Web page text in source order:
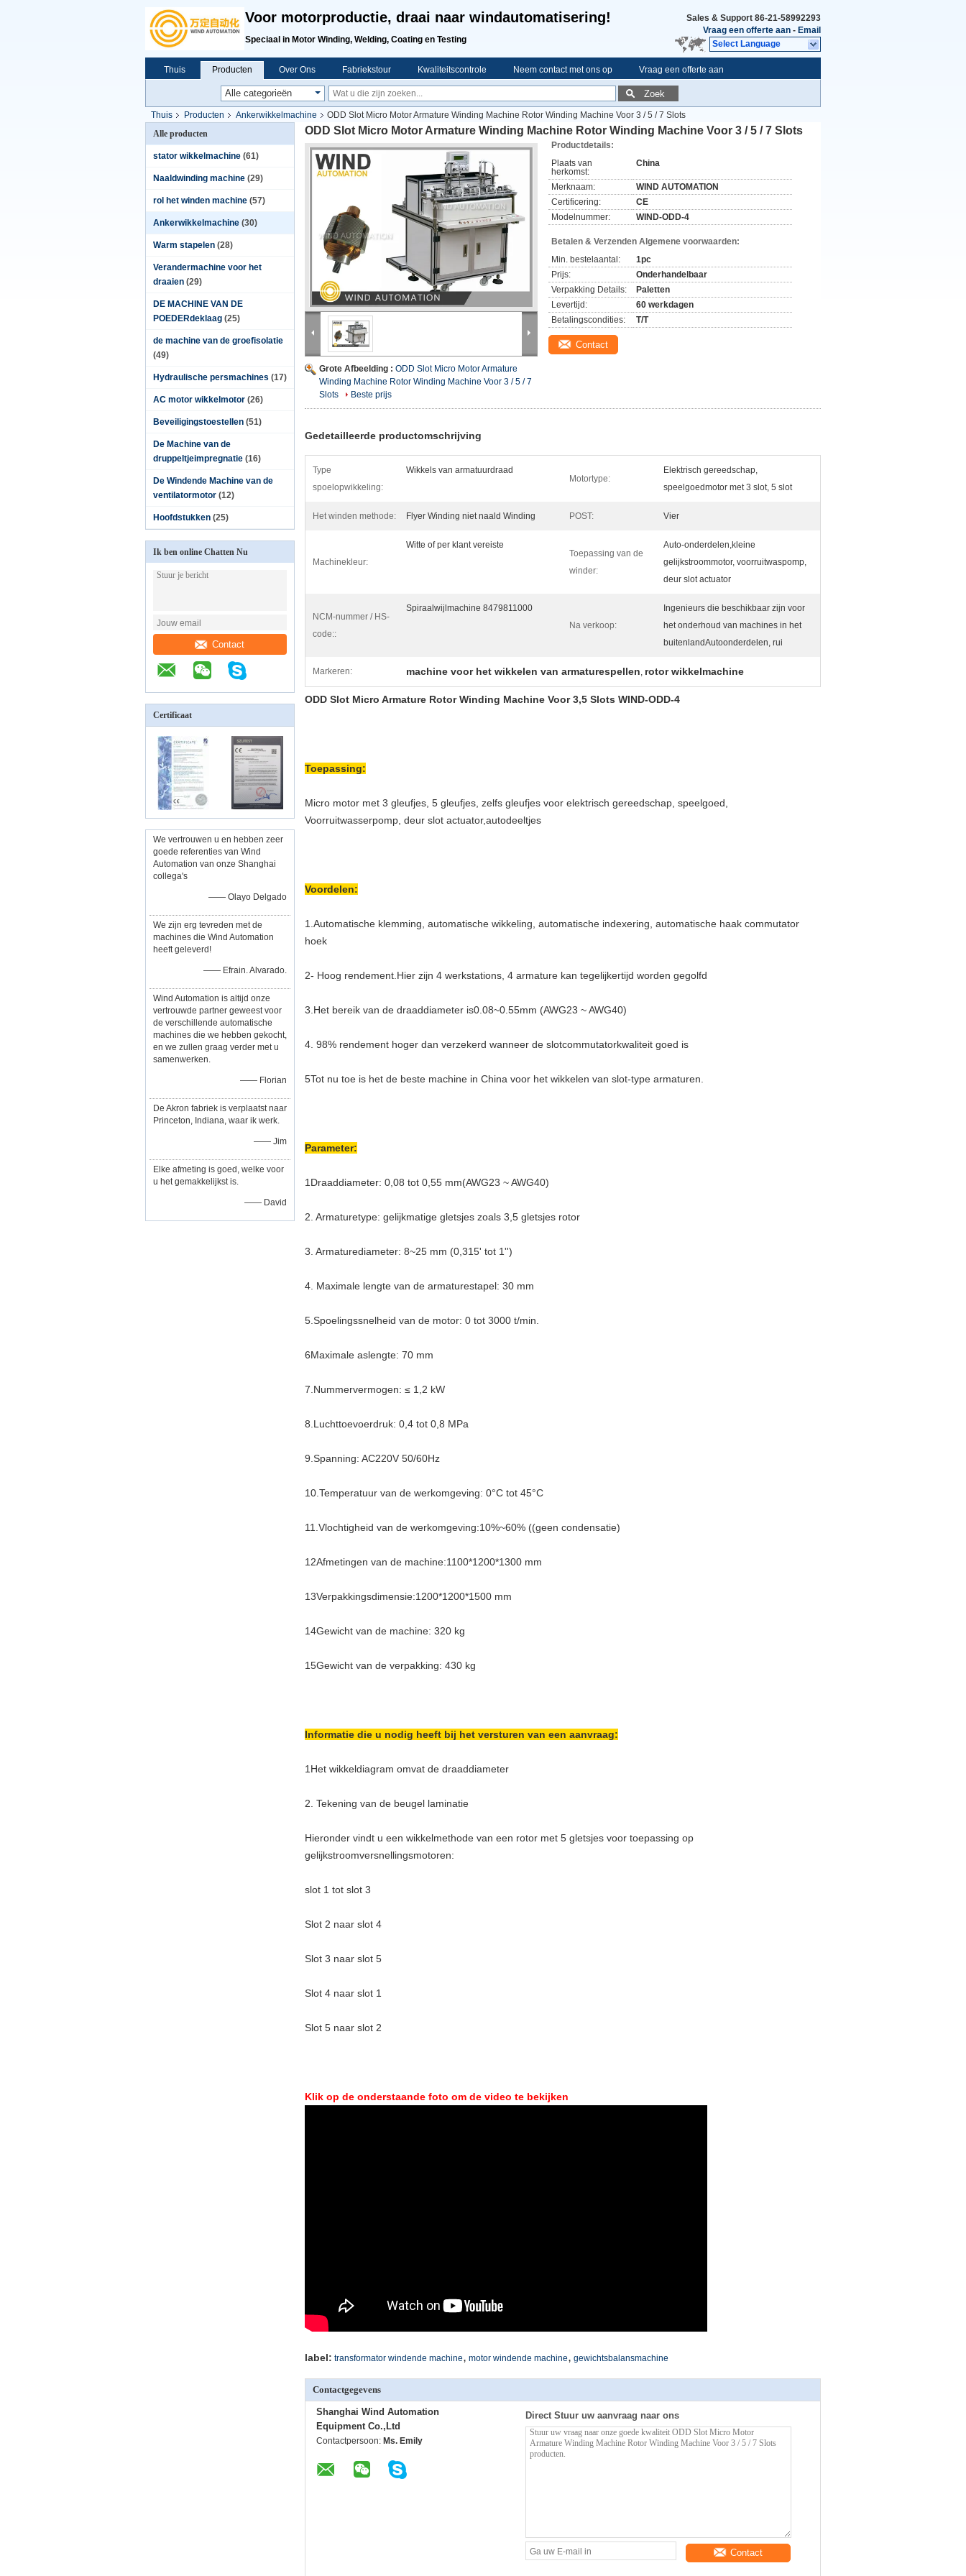
Voor motorproductie, draai naar windautomatisering!
Speciaal in Motor Winding, Welding, Coating en Testing
Sales & Support 86-21-58992293
Vraag een offerte aan - Email
Select Language
Thuis Producten Over Ons Fabriekstour Kwaliteitscontrole Neem contact met ons op Vraag een offerte aan
Zoek
Thuis Producten Ankerwikkelmachine
ODD Slot Micro Motor Armature Winding Machine Rotor Winding Machine Voor 3 / 5 / 7 Slots
Alle producten
stator wikkelmachine (61)
Naaldwinding machine (29)
rol het winden machine (57)
Ankerwikkelmachine (30)
Warm stapelen (28)
Verandermachine voor het
draaien (29)
DE MACHINE VAN DE
POEDERdeklaag (25)
de machine van de groefisolatie
(49)
Hydraulische persmachines (17)
AC motor wikkelmotor (26)
Beveiligingstoestellen (51)
De Machine van de
druppeltjeimpregnatie (16)
De Windende Machine van de
ventilatormotor (12)
Hoofdstukken (25)
Ik ben online Chatten Nu
Contact
Certificaat
We vertrouwen u en hebben zeer
goede referenties van Wind
Automation van onze Shanghai
collega's
—— Olayo Delgado
We zijn erg tevreden met de
machines die Wind Automation
heeft geleverd!
—— Efrain. Alvarado.
Wind Automation is altijd onze
vertrouwde partner geweest voor
de verschillende automatische
machines die we hebben gekocht,
en we zullen graag verder met u
samenwerken.
—— Florian
De Akron fabriek is verplaatst naar
Princeton, Indiana, waar ik werk.
—— Jim
Elke afmeting is goed, welke voor
u het gemakkelijkst is.
—— David
ODD Slot Micro Motor Armature Winding Machine Rotor Winding Machine Voor 3 / 5 / 7 Slots
Grote Afbeelding : ODD Slot Micro Motor Armature
Winding Machine Rotor Winding Machine Voor 3 / 5 / 7
Slots
Beste prijs
Productdetails:
Plaats van
herkomst:
China
Merknaam:
WIND AUTOMATION
Certificering:
CE
Modelnummer:
WIND-ODD-4
Betalen & Verzenden Algemene voorwaarden:
Min. bestelaantal:
1pc
Prijs:
Onderhandelbaar
Verpakking Details:
Paletten
Levertijd:
60 werkdagen
Betalingscondities:
T/T
Contact
Gedetailleerde productomschrijving
Type
spoelopwikkeling:
Wikkels van armatuurdraad
Motortype:
Elektrisch gereedschap,
speelgoedmotor met 3 slot, 5 slot
Het winden methode: Flyer Winding niet naald Winding POST: Vier
Machinekleur:
Witte of per klant vereiste
Toepassing van de
winder:
Auto-onderdelen,kleine
gelijkstroommotor, voorruitwaspomp,
deur slot actuator
NCM-nummer / HS-
code::
Spiraalwijlmachine 8479811000
Na verkoop:
Ingenieurs die beschikbaar zijn voor
het onderhoud van machines in het
buitenlandAutoonderdelen, rui
Markeren: machine voor het wikkelen van armaturespellen, rotor wikkelmachine
ODD Slot Micro Armature Rotor Winding Machine Voor 3,5 Slots WIND-ODD-4
Toepassing:
Micro motor met 3 gleufjes, 5 gleufjes, zelfs gleufjes voor elektrisch gereedschap, speelgoed,
Voorruitwasserpomp, deur slot actuator,autodeeltjes
Voordelen:
1. Automatische klemming, automatische wikkeling, automatische indexering, automatische haak commutator
hoek
2- Hoog rendement. Hier zijn 4 werkstations, 4 armature kan tegelijkertijd worden gegolfd
3. Het bereik van de draaddiameter is0.08~0.55mm (AWG23 ~ AWG40)
4. 98% rendement hoger dan verzekerd wanneer de slotcommutatorkwaliteit goed is
5Tot nu toe is het de beste machine in China voor het wikkelen van slot-type armaturen.
Parameter:
1Draaddiameter: 0,08 tot 0,55 mm(AWG23 ~ AWG40)
2. Armaturetype: gelijkmatige gletsjes zoals 3,5 gletsjes rotor
3. Armaturediameter: 8~25 mm (0,315' tot 1'')
4. Maximale lengte van de armaturestapel: 30 mm
5.Spoelingssnelheid van de motor: 0 tot 3000 t/min.
6Maximale aslengte: 70 mm
7.Nummervermogen: ≤ 1,2 kW
8.Luchttoevoerdruk: 0,4 tot 0,8 MPa
9.Spanning: AC220V 50/60Hz
10.Temperatuur van de werkomgeving: 0°C tot 45°C
11.Vlochtigheid van de werkomgeving:10%~60% ((geen condensatie)
12Afmetingen van de machine:1100*1200*1300 mm
13Verpakkingsdimensie:1200*1200*1500 mm
14Gewicht van de machine: 320 kg
15Gewicht van de verpakking: 430 kg
Informatie die u nodig heeft bij het versturen van een aanvraag:
1Het wikkeldiagram omvat de draaddiameter
2. Tekening van de beugel laminatie
Hieronder vindt u een wikkelmethode van een rotor met 5 gletsjes voor toepassing op
gelijkstroomversnellingsmotoren:
slot 1 tot slot 3
Slot 2 naar slot 4
Slot 3 naar slot 5
Slot 4 naar slot 1
Slot 5 naar slot 2
Klik op de onderstaande foto om de video te bekijken
label: transformator windende machine, motor windende machine, gewichtsbalansmachine
Contactgegevens
Shanghai Wind Automation
Equipment Co.,Ltd
Contactpersoon: Ms. Emily
Direct Stuur uw aanvraag naar ons
Contact